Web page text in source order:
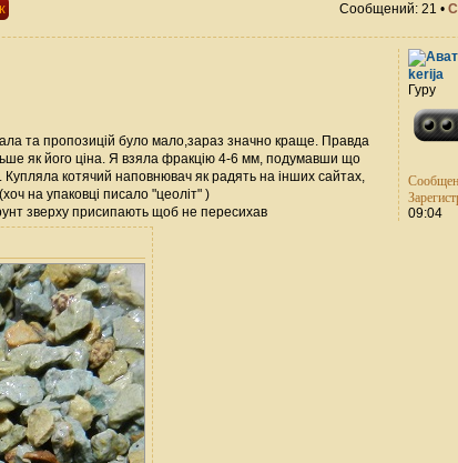
Сообщений: 21 •
та пропозицій було мало,зараз значно краще. Правда
як його ціна. Я взяла фракцію 4-6 мм, подумавши що
Купляла котячий наповнювач як радять на інших сайтах,
на упаковці писало "цеоліт" )
зверху присипають щоб не пересихав
kerija
Гуру
09:04